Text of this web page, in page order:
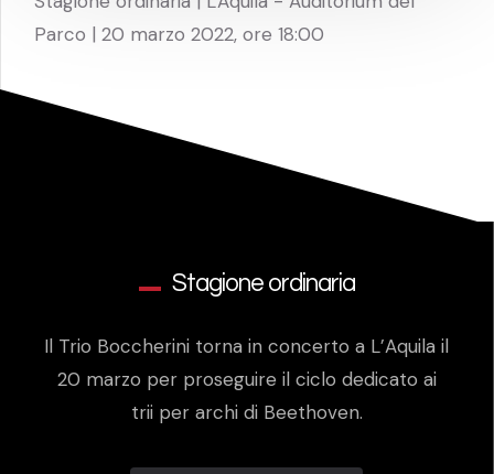
Parco | 20 marzo 2022, ore 18:00
Stagione ordinaria
Il Trio Boccherini torna in concerto a L’Aquila il
20 marzo per proseguire il ciclo dedicato ai
trii per archi di Beethoven.